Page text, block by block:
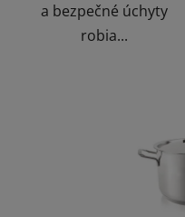
a bezpečné úchyty
robia...